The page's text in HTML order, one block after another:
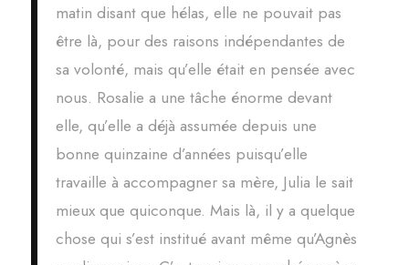
matin disant que hélas, elle ne pouvait pas
être là, pour des raisons indépendantes de
sa volonté, mais qu’elle était en pensée avec
nous. Rosalie a une tâche énorme devant
elle, qu’elle a déjà assumée depuis une
bonne quinzaine d’années puisqu’elle
travaille à accompagner sa mère, Julia le sait
mieux que quiconque. Mais là, il y a quelque
chose qui s’est institué avant même qu’Agnès